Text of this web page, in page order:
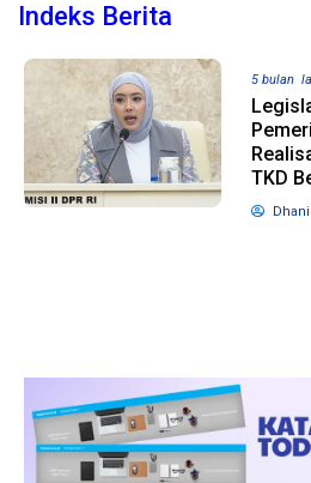
Indeks Berita
5 bulan
TKD
1 tahun lalu